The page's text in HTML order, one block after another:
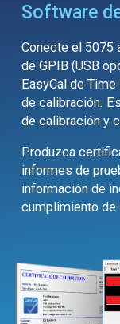
Software
Conecte el 5075
de GPIB (USB
EasyCal de
de calibración.
de calibración y
Produzca
informes de
información de
cumplimiento de